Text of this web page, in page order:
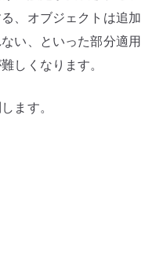
、オブジェクトは追加
い、といった部分適用
しくなります。
ます。